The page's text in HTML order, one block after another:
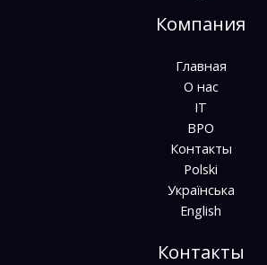
Компания
Главная
О нас
IT
BPO
Контакты
Polski
Українська
English
Контакты